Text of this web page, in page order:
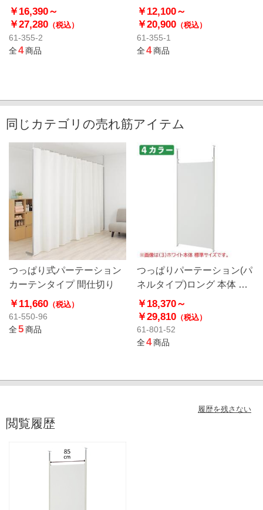
ーテーション
￥16,390～
￥27,280 （税込）
61-355-2
全4商品
65cm パーテーション
￥12,100～
￥20,900（税込）
61-355-1
全4商品
同じカテゴリの売れ筋アイテム
つっぱり式パーテーション
カーテンタイプ 間仕切り
￥11,660 （税込）
61-550-96
全5商品
つっぱりパーテーション(パ
ネルタイプ)ロング 本体 幅
90cm パーテーション
￥18,370～
￥29,810（税込）
61-801-52
全4商品
履歴を残さない
閲覧履歴